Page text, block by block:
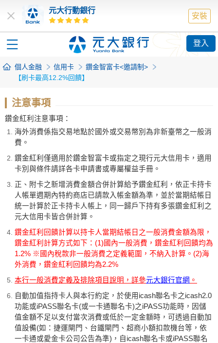
元大行動銀行
安裝
登入
個人金融 信用卡
鑽金智富卡<邀請制>
【刷卡最高12.2%回饋】
注意事項
鑽金紅利注意事項：
海外消費係指交易地點於國外或交易幣別為非新臺幣之一般消
費。
鑽金紅利僅適用於鑽金智富卡或指定之現行元大信用卡，適用
卡別與條件請詳各卡申請書或專屬權益手冊。
正、附卡之新增消費金額合併計算給予鑽金紅利，依正卡持卡
人帳單週期內特約商店已請款入帳金額為準，並於當期結帳日
統一計算於正卡持卡人帳上，同一歸戶下持有多張鑽金紅利之
元大信用卡皆合併計算。
鑽金紅利回饋計算以持卡人當期結帳日之一般消費金額為限，
鑽金紅利計算方式如下：(1)國內一般消費，鑽金紅利回饋均為
1.2% ※國內稅款非一般消費之定義範圍，不納入計算。(2)海
外消費，鑽金紅利回饋均為2.2%
本行一般消費定義及排除項目說明，詳參元大銀行官網 。
自動加值指持卡人與本行約定，於使用icash聯名卡之icash2.0
功能或iPASS聯名卡(或一卡通聯名卡)之iPASS功能時，因儲
值金額不足以支付當次消費或低於一定金額時，可透過自動加
值設備(如：捷運閘門、台鐵閘門、超商小額扣款機台等，依
一卡通或愛金卡公司公告為準)，自icash聯名卡或iPASS聯名